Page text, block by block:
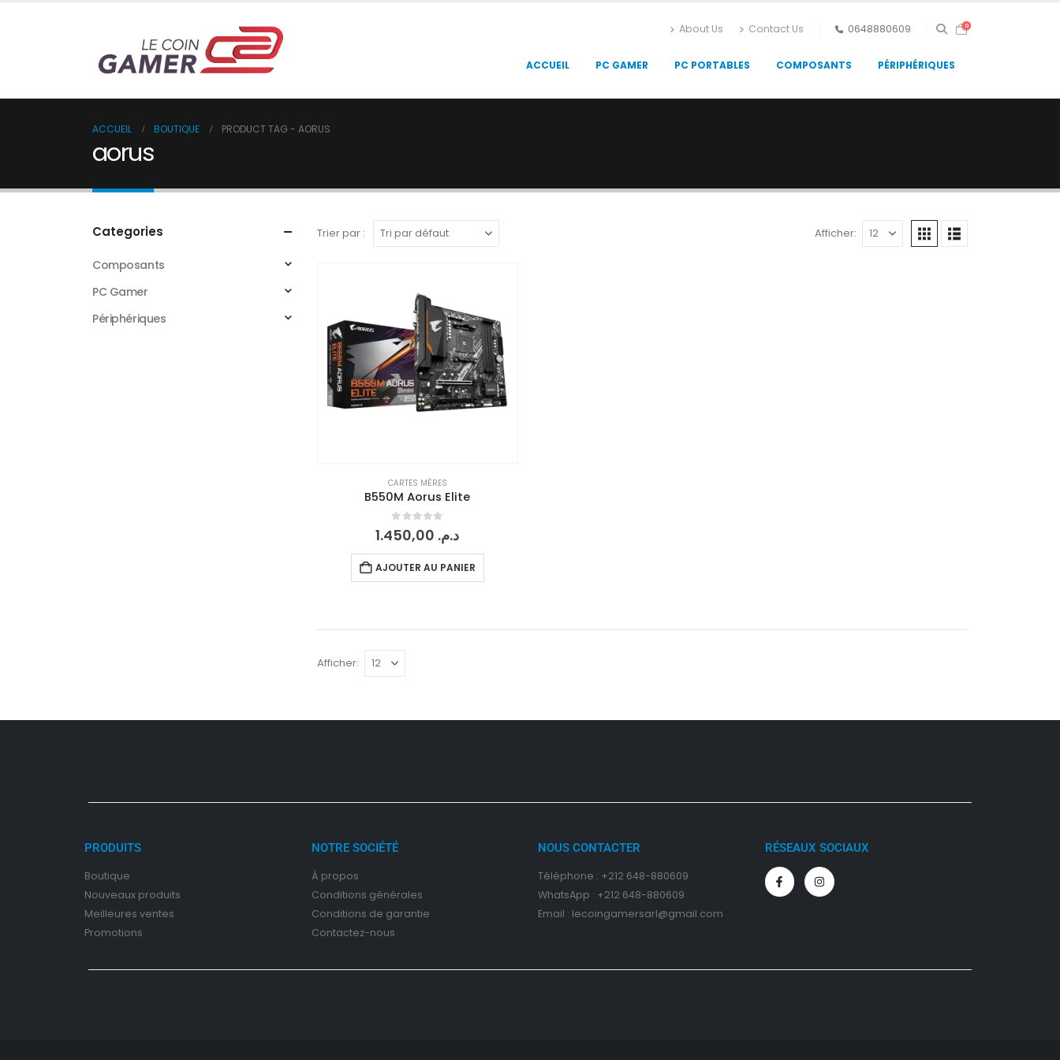
About Us Contact Us 0648880609 0
ACCUEIL PC GAMER PC PORTABLES COMPOSANTS PÉRIPHÉRIQUES
ACCUEIL BOUTIQUE PRODUCT TAG - AORUS
aorus
Trier par : Afficher:
CARTES MÈRES
B550M Aorus Elite
0sur 5 د.م.
AJOUTER AU PANIER
Afficher:
Categories
Composants
PC Gamer
Périphériques
PRODUITS
Boutique
Nouveaux produits
Meilleures ventes
Promotions
NOTRE SOCIÉTÉ
À propos
Conditions générales
Conditions de garantie
Contactez-nous
NOUS CONTACTER
Téléphone : +212 648-880609
WhatsApp : +212 648-880609
Email : lecoingamersarl@gmail.com
RÉSEAUX SOCIAUX